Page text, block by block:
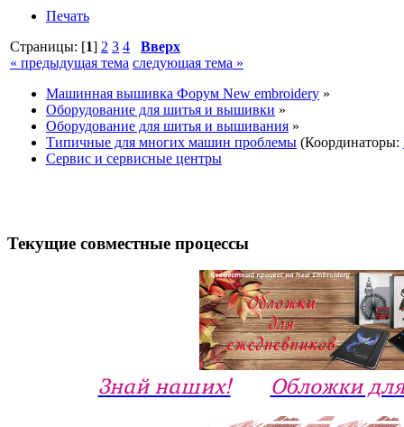
Печать
Страницы: [1] 2 3 4
Вверх
« предыдущая тема следующая тема »
Машинная вышивка Форум New embroidery »
Оборудование для шитья и вышивки »
Оборудование для шитья и вышивания »
Типичные для многих машин проблемы (Координаторы:
Сервис и сервисные центры
Текущие совместные процессы
Знай наших! Обложки